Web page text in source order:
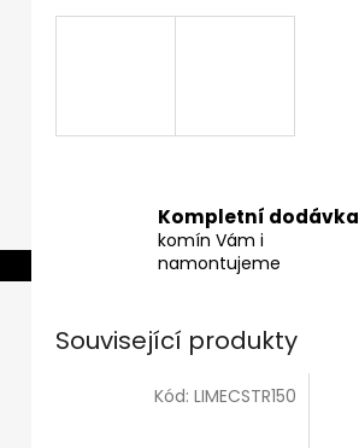
Kompletní dodávka
komín Vám i
namontujeme
Související produkty
Kód: LIMECSTR150